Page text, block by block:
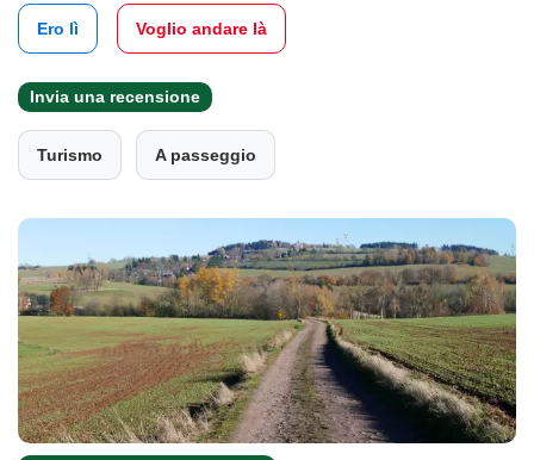
Ero lì Voglio andare là
Invia una recensione
Turismo A passeggio